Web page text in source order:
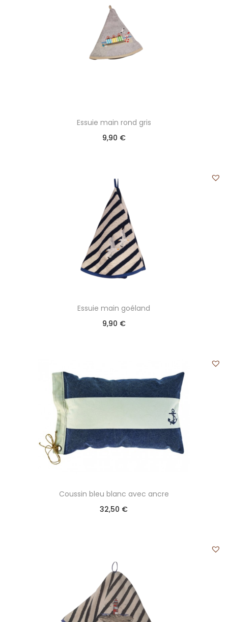
Essuie main rond gris
9,90 €
Essuie main goéland
9,90 €
Coussin bleu blanc avec ancre
32,50 €